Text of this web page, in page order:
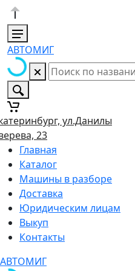
АВТОМИГ
ул.Данилы
23
Главная
Каталог
Машины в разборе
Доставка
Юридическим лицам
Выкуп
Контакты
АВТОМИГ